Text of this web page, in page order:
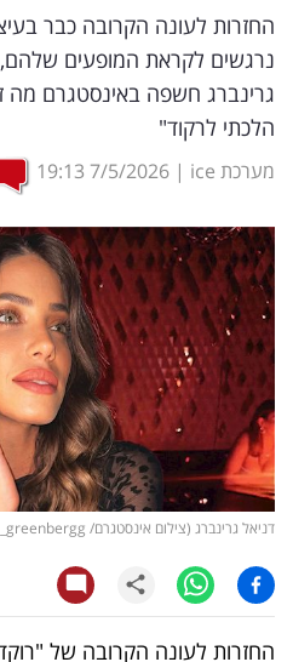
וטק
שיווק
ופרסום
משפט
מדדים
ומחקרים
דעות
רכילות
עסקית
קריפטו
ויראלי
טלוויזיה
עסקי
החזרות לעונה הקרובה כבר
נרגשים לקראת המופעים שלהם,
גרינברג חשפה באינסטגרם מה
הלכתי לרקוד"
מערכת ice |
7/5/2026
19:13
דניאל גרינברג (צילום אינסטגרם/ daniel_greenbergg)
החזרות לעונה הקרובה של